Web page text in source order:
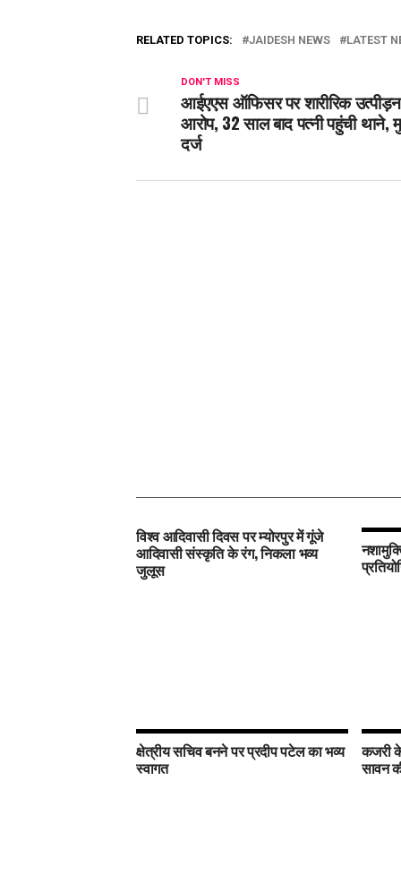
RELATED TOPICS: JAIDESH NEWS LATEST
DON'T MISS
आईएएस ऑफिसर पर शारीरिक
आरोप, 32 साल बाद पत्नी पहुंची थाने,
दर्ज
विश्व आदिवासी दिवस पर म्योरपुर में गूंजे
आदिवासी संस्कृति के रंग, निकला भव्य
जुलूस
क्षेत्रीय सचिव बनने पर प्रदीप पटेल का भव्य
स्वागत
कजरी
सावन